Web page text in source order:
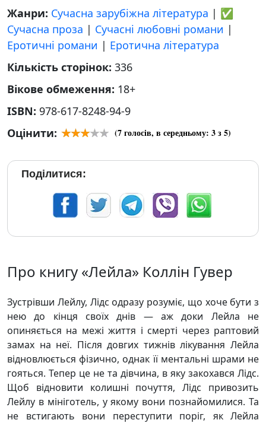
Жанри: Сучасна зарубіжна література | ✅
Сучасна проза | Сучасні любовні романи |
Еротичні романи | Еротична література
Кількість сторінок: 336
Вікове обмеження: 18+
ISBN: 978-617-8248-94-9
Оцінити:
(7голосів, в середньому: 3з 5)
Поділитися:
Про книгу «Лейла» Коллін Гувер
Зустрівши Лейлу, Лідс одразу розуміє, що хоче бути з
нею до кінця своїх днів — аж доки Лейла не
опиняється на межі життя і смерті через раптовий
замах на неї. Після довгих тижнів лікування Лейла
відновлюється фізично, однак її ментальні шрами не
гояться. Тепер це не та дівчина, в яку закохався Лідс.
Щоб відновити колишні почуття, Лідс привозить
Лейлу в мініготель, у якому вони познайомилися. Та
не встигають вони переступити поріг, як Лейла